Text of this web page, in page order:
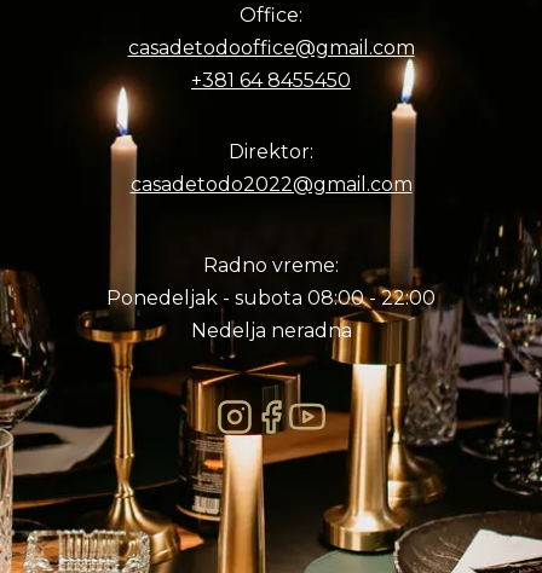
Office:
casadetodooffice@gmail.com
+381 64 8455450
Direktor:
casadetodo2022@gmail.com
Radno vreme:
Ponedeljak - subota 08:00 - 22:00
Nedelja neradna